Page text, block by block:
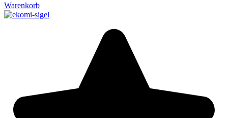
Warenkorb